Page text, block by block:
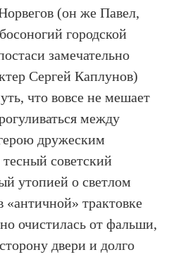
(он же Павел,
городской
замечательно
Сергей Каплунов)
что вовсе не мешает
между
дружеским
советский
утопией о светлом
«античной» трактовке
очистилась от фальши,
двери и долго